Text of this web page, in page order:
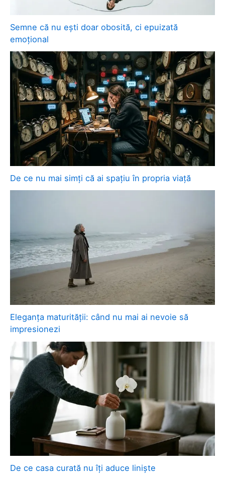
Semne că nu ești doar obosită, ci epuizată
emoțional
De ce nu mai simți că ai spațiu în propria viață
Eleganța maturității: când nu mai ai nevoie să
impresionezi
De ce casa curată nu îți aduce liniște